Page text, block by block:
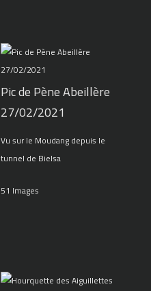
Pic de Pène Abeillère
27/02/2021
Vu sur le Moudang depuis le
tunnel de Bielsa
51 Images